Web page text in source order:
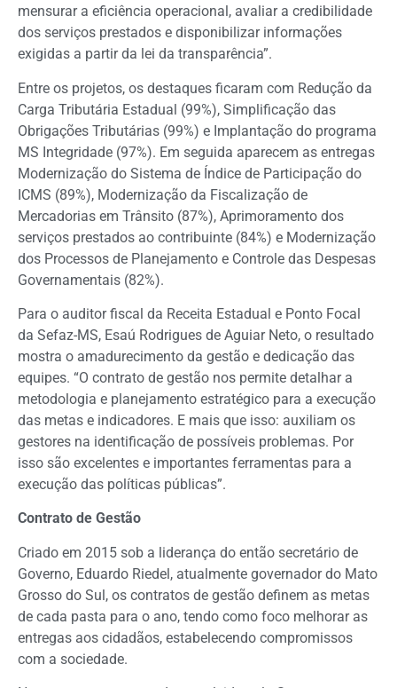
mensurar a eficiência operacional, avaliar a credibilidade
dos serviços prestados e disponibilizar informações
exigidas a partir da lei da transparência”.
Entre os projetos, os destaques ficaram com Redução da
Carga Tributária Estadual (99%), Simplificação das
Obrigações Tributárias (99%) e Implantação do programa
MS Integridade (97%). Em seguida aparecem as entregas
Modernização do Sistema de Índice de Participação do
ICMS (89%), Modernização da Fiscalização de
Mercadorias em Trânsito (87%), Aprimoramento dos
serviços prestados ao contribuinte (84%) e Modernização
dos Processos de Planejamento e Controle das Despesas
Governamentais (82%).
Para o auditor fiscal da Receita Estadual e Ponto Focal
da Sefaz-MS, Esaú Rodrigues de Aguiar Neto, o resultado
mostra o amadurecimento da gestão e dedicação das
equipes. “O contrato de gestão nos permite detalhar a
metodologia e planejamento estratégico para a execução
das metas e indicadores. E mais que isso: auxiliam os
gestores na identificação de possíveis problemas. Por
isso são excelentes e importantes ferramentas para a
execução das políticas públicas”.
Contrato de Gestão
Criado em 2015 sob a liderança do então secretário de
Governo, Eduardo Riedel, atualmente governador do Mato
Grosso do Sul, os contratos de gestão definem as metas
de cada pasta para o ano, tendo como foco melhorar as
entregas aos cidadãos, estabelecendo compromissos
com a sociedade.